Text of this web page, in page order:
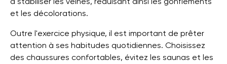
et les décolorations.
Outre l'exercice physique, il est important de prêter
attention à ses habitudes quotidiennes. Choisissez
des chaussures confortables, évitez les saunas et les